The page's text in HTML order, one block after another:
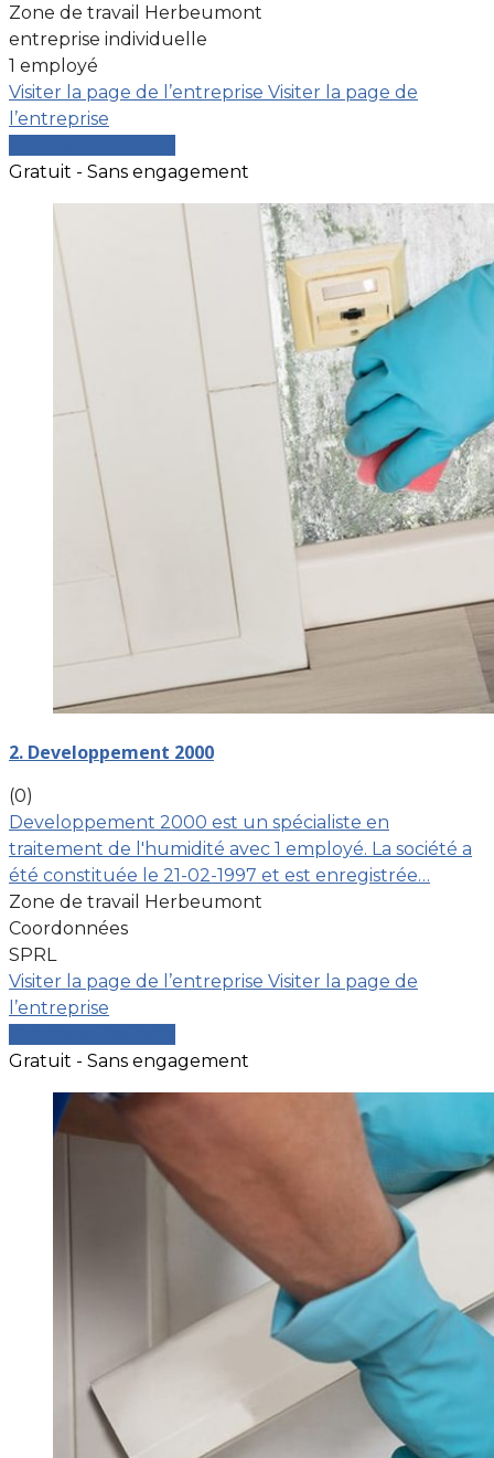
Zone de travail Herbeumont
entreprise individuelle
1 employé
Visiter la page de l’entreprise Visiter la page de
l’entreprise
Gratuit - Sans engagement
2. Developpement 2000
(0)
Developpement 2000 est un spécialiste en
traitement de l'humidité avec 1 employé. La société a
été constituée le 21-02-1997 et est enregistrée…
Zone de travail Herbeumont
Coordonnées
SPRL
Visiter la page de l’entreprise Visiter la page de
l’entreprise
Gratuit - Sans engagement